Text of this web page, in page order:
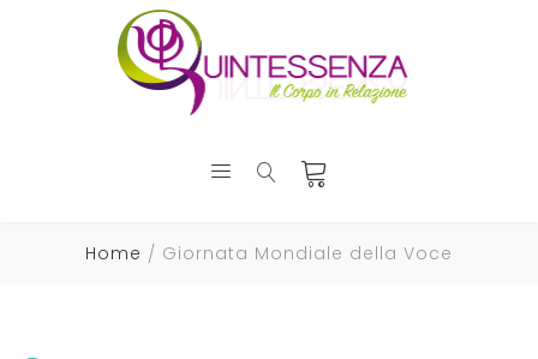
Home Giornata Mondiale della Voce